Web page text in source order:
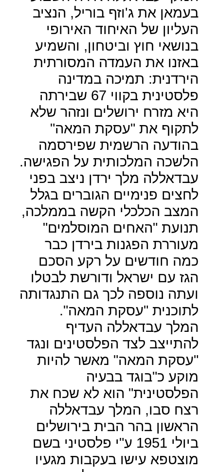
בעמאן את ג'וזף בוריל, הנציב
העליון של האיחוד האירופי
בנושאי חוץ וביטחון, והשמיע
באזנו את העמדה המסורתית
הירדנית: תמיכה במדינה
פלסטינית בקווי 67 שבירתה
היא מזרח ירושלים ונזהר שלא
לתקוף את "עסקת המאה"
בהודעה הרשמית שפירסמה
הלשכה המלכותית על הפגישה.
עבדאללה מלך ירדן ניצב בפני
לחצים פנימיים הגוברים בגלל
המצב הכלכלי הקשה בממלכה,
תנועת "האחים המוסלמים"
מעוררת הפגנות בירדן כבר
כמה חודשים על רקע הסכם
הגז עם ישראל ודורשת לבטלו
ועתה נוספה לכך גם התנגדותה
לתוכנית "עסקת המאה".
המלך עבדאללה העדיף
להתייצב לצד הפלסטינים ונגד
"עסקת המאה" מאשר להיות
מוקע כ"בוגד בבעיה
הפלסטינית" הוא לא שכח את
רצח סבו, המלך עבדאללה
הראשון בהר הבית בירושלים
ביולי 1951 ע"י פלסטיני בשם
מוצטפא עישו בעקבות מגעיו